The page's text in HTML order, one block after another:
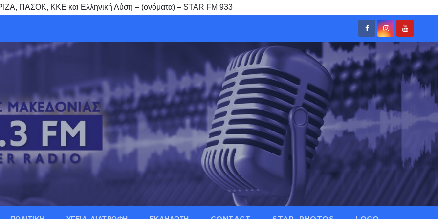
ΠΑΣΟΚ, ΚΚΕ και Ελληνική Λύση – (ονόματα) – STAR FM 933